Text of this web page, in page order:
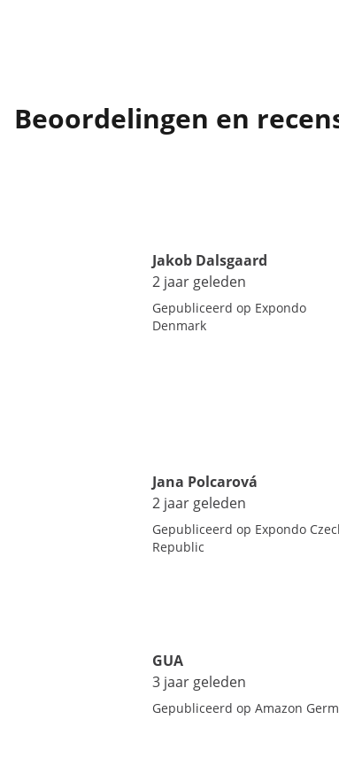
Beoordelingen en
Jakob Dalsgaard
2 jaar geleden
Gepubliceerd op Expondo
Denmark
Jana Polcarová
2 jaar geleden
Gepubliceerd op Expondo
Republic
GUA
3 jaar geleden
Gepubliceerd op Amazon